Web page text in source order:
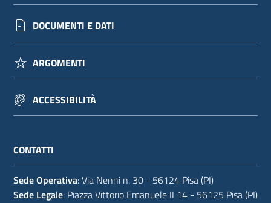
DOCUMENTI E DATI
ARGOMENTI
ACCESSIBILITÀ
CONTATTI
Sede Operativa: Via Nenni n. 30 - 56124 Pisa (PI)
Sede Legale: Piazza Vittorio Emanuele II 14 - 56125 Pisa (PI)